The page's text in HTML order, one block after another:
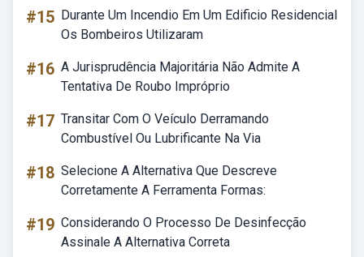
#15 Durante Um Incendio Em Um Edificio Residencial
Os Bombeiros Utilizaram
#16 A Jurisprudência Majoritária Não Admite A
Tentativa De Roubo Impróprio
#17 Transitar Com O Veículo Derramando
Combustível Ou Lubrificante Na Via
#18 Selecione A Alternativa Que Descreve
Corretamente A Ferramenta Formas:
#19 Considerando O Processo De Desinfecção
Assinale A Alternativa Correta